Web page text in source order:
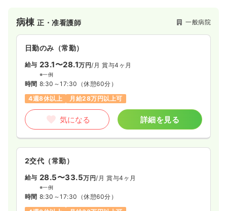
日勤のみ（常勤）
給与 24.3〜32.1
時間 8:30～17:30
日祝休み
4週8休以上 月給32万円以上可
気になる
透析正看護師 一般病院
日勤のみ（常勤）
給与 22.4〜31.6万円/月 賞与3.9ヶ月
※一例
時間 8:00～17:00
病棟正・准看護師 一般病院
日勤のみ（常勤）
給与 23.1〜28.1万円/月 賞与4ヶ月
※一例
時間 8:30～17:30 （休憩60分）
4週8休以上
月給28万円以上可
気になる 詳細を見る
2交代（常勤）
給与 28.5〜33.5万円/月 賞与4ヶ月
※一例
時間 8:30～17:30 （休憩60分）